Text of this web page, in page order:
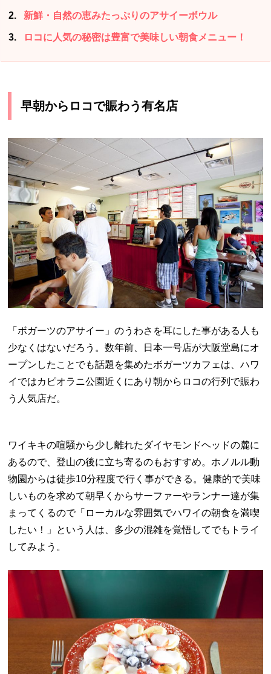
2 新鮮・自然の恵みたっぷりのアサイーボウル
3 ロコに人気の秘密は豊富で美味しい朝食メニュー！
早朝からロコで賑わう有名店
「ボガーツのアサイー」のうわさを耳にした事がある人も
少なくはないだろう。数年前、日本一号店が大阪堂島にオ
ープンしたことでも話題を集めたボガーツカフェは、ハワ
イではカピオラニ公園近くにあり朝からロコの行列で賑わ
う人気店だ。
ワイキキの喧騒から少し離れたダイヤモンドヘッドの麓に
あるので、登山の後に立ち寄るのもおすすめ。ホノルル動
物園からは徒歩10分程度で行く事ができる。健康的で美味
しいものを求めて朝早くからサーファーやランナー達が集
まってくるので「ローカルな雰囲気でハワイの朝食を満喫
したい！」という人は、多少の混雑を覚悟してでもトライ
してみよう。